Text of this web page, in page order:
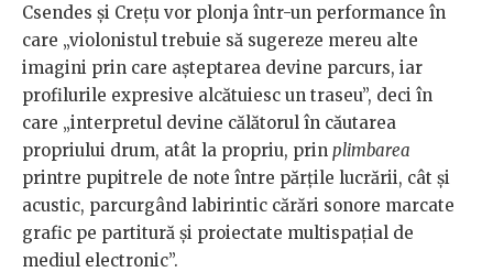
Csendes şi Creţu vor plonja într-un performance în
care „violonistul trebuie să sugereze mereu alte
imagini prin care aşteptarea devine parcurs, iar
profilurile expresive alcătuiesc un traseu”, deci în
care „interpretul devine călătorul în căutarea
propriului drum, atât la propriu, prin plimbarea
printre pupitrele de note între părțile lucrării, cât și
acustic, parcurgând labirintic cărări sonore marcate
grafic pe partitură și proiectate multispațial de
mediul electronic”.